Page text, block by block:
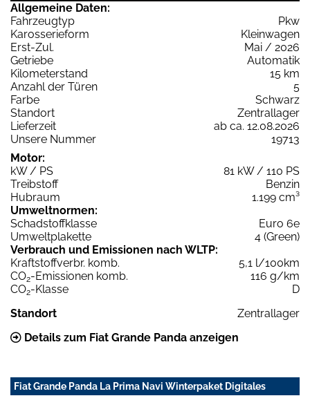
Allgemeine Daten:
Fahrzeugtyp
Pkw
Karosserieform
Kleinwagen
Erst-Zul.
Mai / 2026
Getriebe
Automatik
Kilometerstand
15 km
Anzahl der Türen
5
Farbe
Schwarz
Standort
Zentrallager
Lieferzeit
ab ca. 12.08.2026
Unsere Nummer
19713
Motor:
kW / PS
81 kW / 110 PS
Treibstoff
Benzin
Hubraum
1.199 cm³
Umweltnormen:
Schadstoffklasse
Euro 6e
Umweltplakette
4 (Green)
Verbrauch und Emissionen nach WLTP:
Kraftstoffverbr. komb.
5,1 l/100km
CO2-Emissionen komb.
116 g/km
CO2-Klasse
D
Standort
Zentrallager
Details zum Fiat Grande Panda anzeigen
Fiat Grande Panda La Prima Navi Winterpaket Digitales